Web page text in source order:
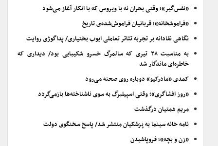
«نفس‌گیر»؛ وقتی بحران نه با ویروس که با انکار آغاز می‌شود
«فراموشخانه»؛ قربانیان فراموش‌شده‌ی تاریخ
نگاهی نقادانه بر تجربه تئاتر تعاملی ایوب بختیاری/ پداگوژی روایت
به مناسبت ۲۸ تیری که سالمرگ خسرو شکیبایی بود/ دیداری که
خاطره‌ای ماندگار شد
کمدی «مادرکیو» دوباره روی صحنه می‌رود
«روز افشاگری»؛ وقتی اسپیلبرگ به سوی ناشناخته‌ها بازمی‌گردد
مریم همتیان درگذشت
نامه خانه سینما به پزشکیان منتشر شد/ پاسخ سخنگوی دولت
«زن و بچه»؛ فروپاشیدن